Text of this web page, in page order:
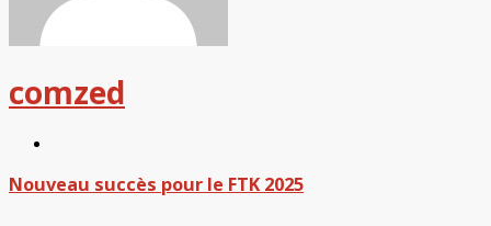
comzed
Nouveau succès pour le FTK 2025